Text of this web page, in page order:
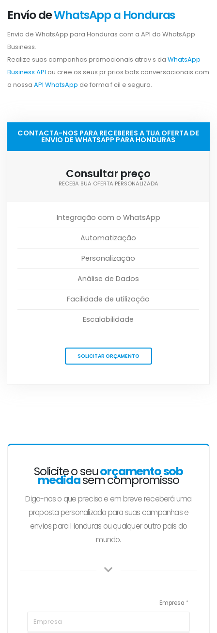
Envío deWhatsApp a Honduras
Envio de WhatsApp para Honduras com a API do WhatsApp
Business.
Realize suas campanhas promocionais atrav s da WhatsApp
Business API ou cree os seus pr prios bots conversacionais com
a nossa API WhatsApp de forma f cil e segura.
CONTACTA-NOS PARA RECEBERES A TUA OFERTA DE
ENVIO DE WHATSAPP PARA HONDURAS
Consultar preço
RECEBA SUA OFERTA PERSONALIZADA
Integração com o WhatsApp
Automatização
Personalização
Análise de Dados
Facilidade de utilização
Escalabilidade
SOLICITAR ORÇAMENTO
Solicite o seuorçamento sob
medidasem compromisso
Diga-nos o que precisa e em breve receberá uma
proposta personalizada para suas campanhas e
envios para Honduras ou qualquer outro país do
mundo.
Empresa